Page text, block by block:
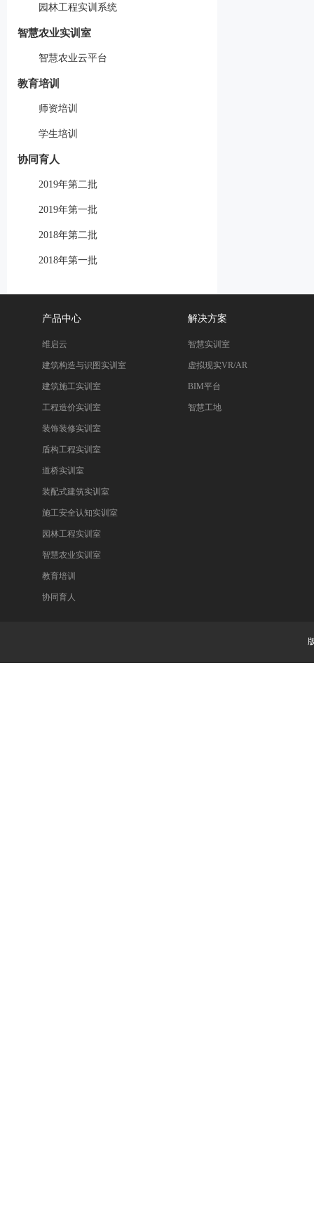
园林工程实训系统
智慧农业实训室
智慧农业云平台
教育培训
师资培训
学生培训
协同育人
2019年第二批
2019年第一批
2018年第二批
2018年第一批
产品中心
维启云
建筑构造与识图实训室
建筑施工实训室
工程造价实训室
装饰装修实训室
盾构工程实训室
道桥实训室
装配式建筑实训室
施工安全认知实训室
园林工程实训室
智慧农业实训室
教育培训
协同育人
解决方案
智慧实训室
虚拟现实VR/AR
BIM平台
智慧工地